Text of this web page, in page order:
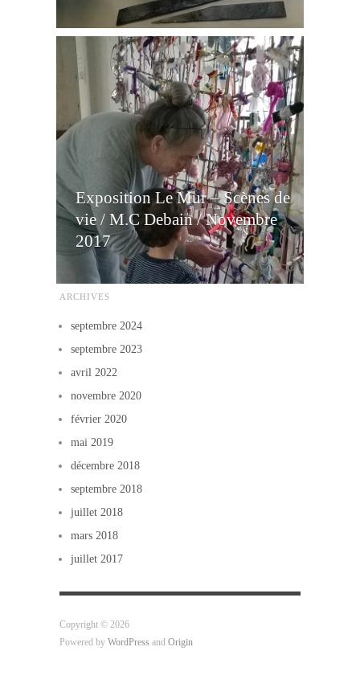
Exposition Le Mur – Scènes de
vie / M.C Debain / Novembre
2017
ARCHIVES
septembre 2024
septembre 2023
avril 2022
novembre 2020
février 2020
mai 2019
décembre 2018
septembre 2018
juillet 2018
mars 2018
juillet 2017
Copyright © 2026
Powered by WordPress and Origin